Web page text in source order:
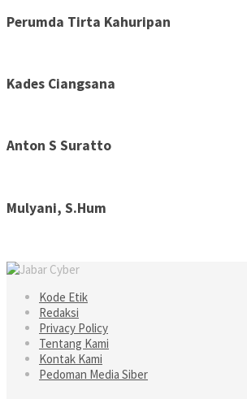
Perumda Tirta Kahuripan
Kades Ciangsana
Anton S Suratto
Mulyani, S.Hum
Kode Etik
Redaksi
Privacy Policy
Tentang Kami
Kontak Kami
Pedoman Media Siber